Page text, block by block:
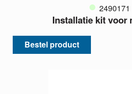
2490171
Installatie kit voor
Bestel product